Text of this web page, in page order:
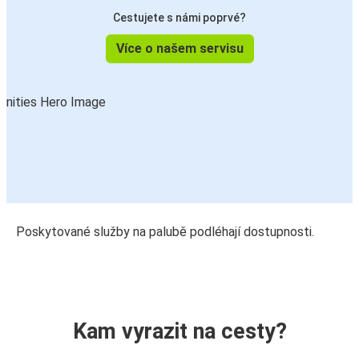
Cestujete s námi poprvé?
Více o našem servisu
Poskytované služby na palubě podléhají dostupnosti.
Kam vyrazit na cesty?